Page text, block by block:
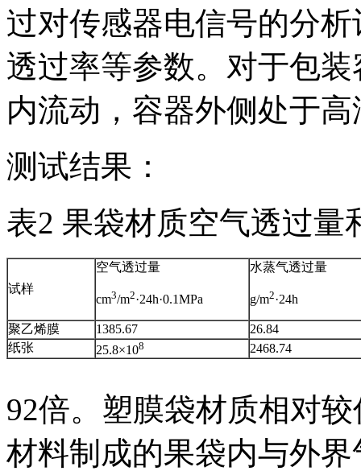
过对传感器电信号的分
透过率等参数。对于包
内流动，容器外侧处于
测试结果：
表2 果袋材质空气透过量
试样
空气透过量
cm3/m2·24h·0.1MPa
水蒸气透过量
g/m2·24h
聚乙烯膜 1385.67
26.84
纸张
25.8×108 2468.74
92倍。塑膜袋材质相对
材料制成的果袋内与外